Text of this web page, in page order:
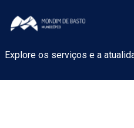
Explore os serviços e a